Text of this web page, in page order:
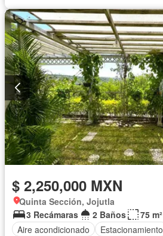
$ 2,250,000 MXN
Quinta Sección, Jojutla
3 Recámaras
2 Baños
75 m²
Aire acondicionado
Estacionamiento